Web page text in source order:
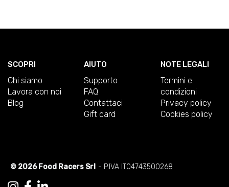
SCOPRI
Chi siamo
Lavora con noi
Blog
AIUTO
Supporto
FAQ
Contattaci
Gift card
NOTE LEGALI
Termini e
condizioni
Privacy policy
Cookies policy
© 2026 Food Racers Srl - P.IVA IT04743500268